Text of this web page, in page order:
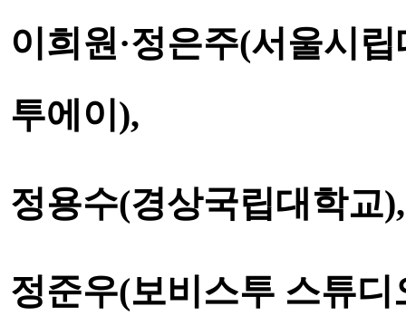
이희원 ·정은주(서울시
투에이 ),
정용수(경상국립대학교),
정준우(보비스투 스튜디